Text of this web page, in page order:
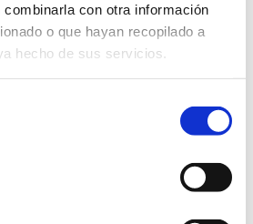
con otra información
o que hayan recopilado a
hecho de sus servicios.